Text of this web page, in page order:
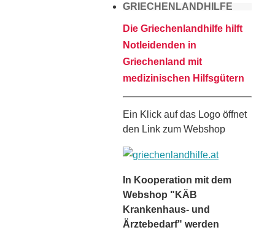
GRIECHENLANDHILFE
Die Griechenlandhilfe hilft
Notleidenden in
Griechenland mit
medizinischen Hilfsgütern
Ein Klick auf das Logo öffnet
den Link zum Webshop
In Kooperation mit dem
Webshop "KÄB
Krankenhaus- und
Ärztebedarf" werden